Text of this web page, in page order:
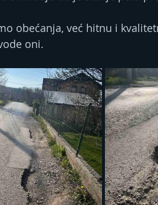
obećanja, već hitnu i
oni.